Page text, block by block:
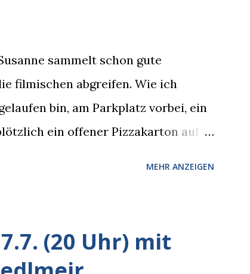
sammelt schon gute
filmischen abgreifen. Wie ich
bin, am Parkplatz vorbei, ein
ein offener Pizzakarton auf
Krähe und mich, wir lächelten
MEHR ANZEIGEN
(20 Uhr) mit